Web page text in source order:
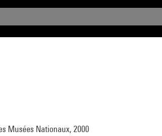
Musées Nationaux, 2000